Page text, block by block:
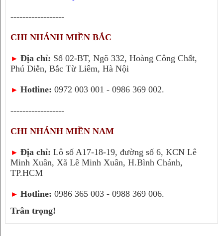
------------------
CHI NHÁNH MIỀN BẮC
► Địa chỉ: Số 02-BT, Ngõ 332, Hoàng Công Chất,
Phú Diễn, Bắc Từ Liêm, Hà Nội
► Hotline: 0972 003 001 - 0986 369 002.
------------------
CHI NHÁNH MIỀN NAM
► Địa chỉ: Lô số A17-18-19, đường số 6, KCN Lê
Minh Xuân, Xã Lê Minh Xuân, H.Bình Chánh,
TP.HCM
► Hotline: 0986 365 003 - 0988 369 006.
Trân trọng!